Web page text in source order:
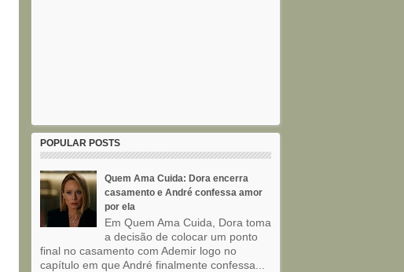
POPULAR POSTS
Quem Ama Cuida: Dora encerra
casamento e André confessa amor
por ela
Em Quem Ama Cuida, Dora toma
a decisão de colocar um ponto
final no casamento com Ademir logo no
capítulo em que André finalmente confessa...